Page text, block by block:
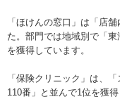
「ほけんの窓口」は「店
た。部門では地域別で「
を獲得しています。
「保険クリニック」は、
110番」と並んで1位を獲